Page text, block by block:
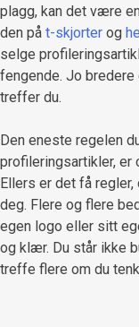
plagg, kan det være
den på t-skjorter og
selge
fengende. Jo
treffer du.
Den eneste regelen
profileringsartikler, er
Ellers er det få
deg. Flere og flere
egen logo eller sitt
og klær. Du står ikke
treffe flere om du